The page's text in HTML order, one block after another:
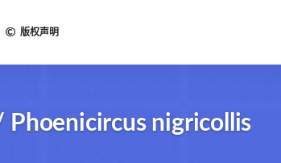
版权声明
Phoenicircus nigricollis